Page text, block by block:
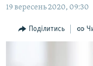
Перейти
пошуку
ПОГЛЯД
ІНТЕРВ'Ю
19 вересень 2020, 09:30
Поділитись